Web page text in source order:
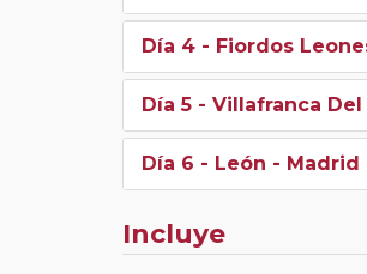
Día 4 - Fiordos
Día 5 - Villafranca
Día 6 - León -
Incluye